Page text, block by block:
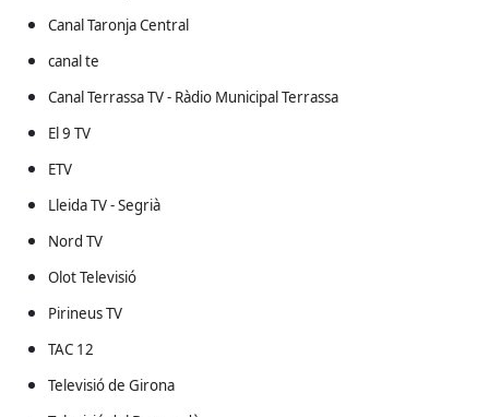
Canal Taronja Central
canal te
Canal Terrassa TV - Ràdio Municipal Terrassa
El 9 TV
ETV
Lleida TV - Segrià
Nord TV
Olot Televisió
Pirineus TV
TAC 12
Televisió de Girona